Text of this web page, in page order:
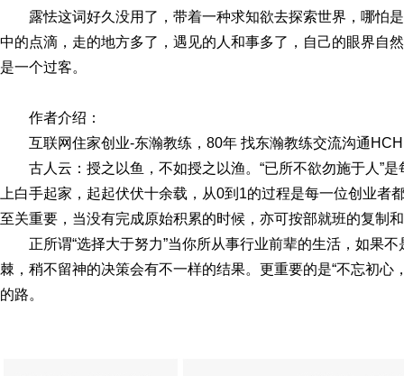
露怯这词好久没用了，带着一种求知欲去探索世界，哪怕
中的点滴，走的地方多了，遇见的人和事多了，自己的眼界自
是一个过客。
作者介绍：
互联网住家创业-东瀚教练，80年 找东瀚教练交流沟通
古人云：授之以鱼，不如授之以渔。“已所不欲勿施于人”
上白手起家，起起伏伏十余载，从0到1的过程是每一位创业
至关重要，当没有完成原始积累的时候，亦可按部就班的复制
正所谓“选择大于努力”当你所从事行业前辈的生活，如果
棘，稍不留神的决策会有不一样的结果。更重要的是“不忘初心
的路。